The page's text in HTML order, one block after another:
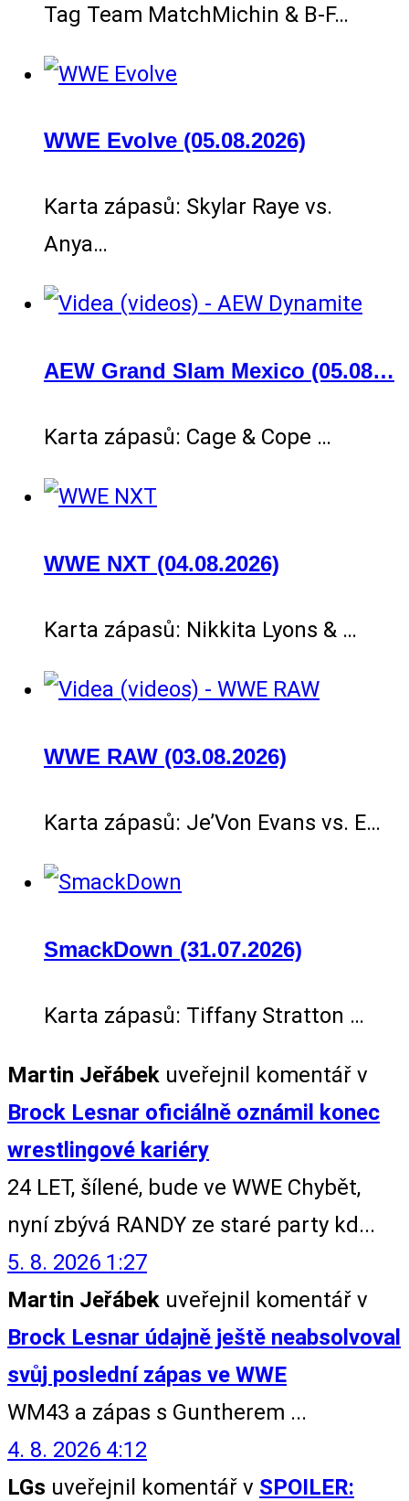
Tag Team MatchMichin & B-F…
WWE Evolve (05.08.2026)
Karta zápasů: Skylar Raye vs.
Anya…
AEW Grand Slam Mexico (05.08…
Karta zápasů: Cage & Cope …
WWE NXT (04.08.2026)
Karta zápasů: Nikkita Lyons & …
WWE RAW (03.08.2026)
Karta zápasů: Je’Von Evans vs. E…
SmackDown (31.07.2026)
Karta zápasů: Tiffany Stratton …
Martin Jeřábek uveřejnil komentář v
Brock Lesnar oficiálně oznámil konec
wrestlingové kariéry
24 LET, šílené, bude ve WWE Chybět,
nyní zbývá RANDY ze staré party kd...
5. 8. 2026 1:27
Martin Jeřábek uveřejnil komentář v
Brock Lesnar údajně ještě neabsolvoval
svůj poslední zápas ve WWE
WM43 a zápas s Guntherem ...
4. 8. 2026 4:12
LGs uveřejnil komentář v SPOILER: